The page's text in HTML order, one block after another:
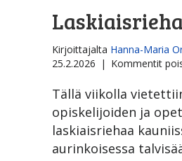
Laskiaisrieha
Kirjoittajalta Hanna-Maria
25.2.2026 | Kommentit
Tällä viikolla
opiskelijoiden ja
laskiaisriehaa
aurinkoisessa